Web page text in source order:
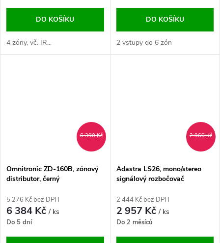
DO KOŠÍKU
4 zóny, vč. IR...
DO KOŠÍKU
2 vstupy do 6 zón
6 390 Kč
Omnitronic ZD-160B, zónový
distributor, černý
5 276 Kč bez DPH
6 384 Kč/ ks
Do 5 dní
2 960 Kč
Adastra LS26, mono/stereo
signálový rozbočovač
2 444 Kč bez DPH
2 957 Kč/ ks
Do 2 měsíců